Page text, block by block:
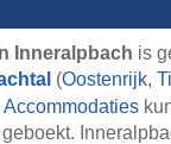
Inneralpbach is
(Oostenrijk,
Accommodaties